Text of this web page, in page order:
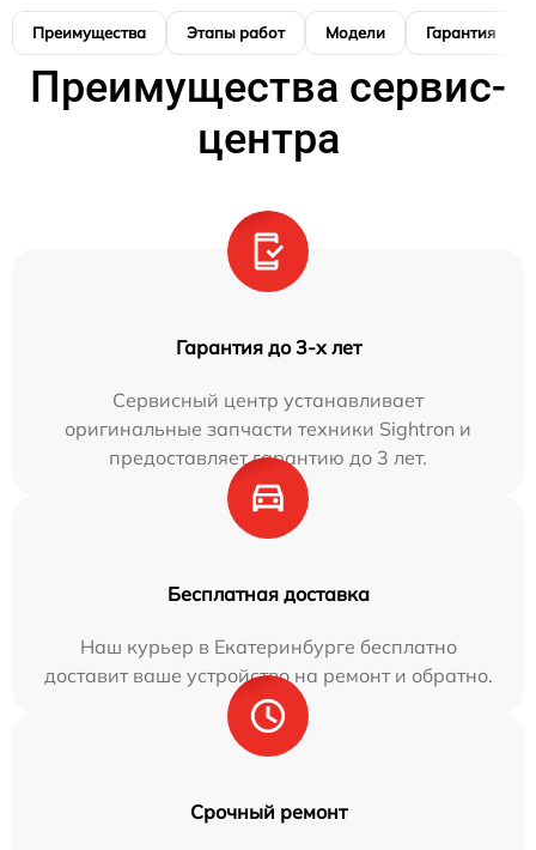
Преимущества Этапы работ Модели Гарантия
Преимущества сервис-
центра
Гарантия до 3-х лет
Сервисный центр устанавливает
оригинальные запчасти техники Sightron и
предоставляет гарантию до 3 лет.
Бесплатная доставка
Наш курьер в Екатеринбурге бесплатно
доставит ваше устройство на ремонт и обратно.
Срочный ремонт